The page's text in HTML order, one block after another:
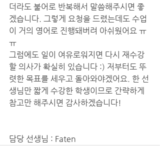
더라도 불어로 반복해서 말씀해주시면 좋
겠습니다. 그렇게 요청을 드렸는데도 수업
이 거의 영어로 진행돼버려 아쉬웠어요 ㅠ
ㅠ
그럼에도 일이 여유로워지면 다시 재수강
할 의사가 확실히 있습니다 :) 저부터도 뚜
렷한 목표를 세우고 돌아와야겠어요. 한 선
생님만 짧게 수강한 학생이므로 간략하게
참고만 해주시면 감사하겠습니다!
담당 선생님 : Faten